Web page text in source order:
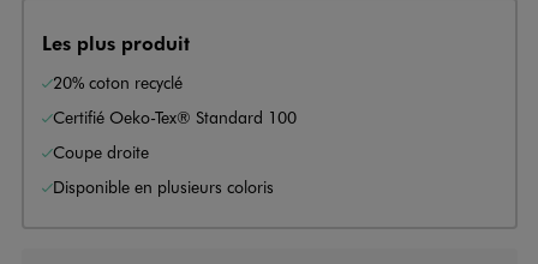
Les plus produit
20% coton recyclé
Certifié Oeko-Tex® Standard 100
Coupe droite
Disponible en plusieurs coloris